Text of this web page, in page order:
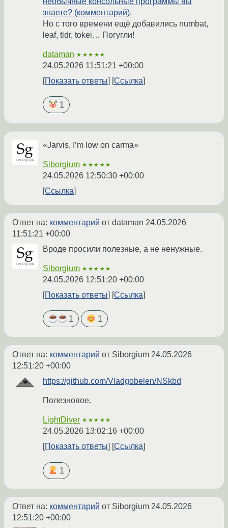
знаете? (комментарий).
Но с того времени ещё добавились numbat,
leaf, tldr, tokei… Погугли!
dataman ★★★★★
24.05.2026 11:51:21 +00:00
Показать ответы
Ссылка
1
«Jarvis, I’m low on carma»
Siborgium ★★★★★
24.05.2026 12:50:30 +00:00
Ссылка
Ответ на: комментарий от dataman 24.05.2026
11:51:21 +00:00
Вроде просили полезные, а не ненужные.
Siborgium ★★★★★
24.05.2026 12:51:20 +00:00
Показать ответы
Ссылка
1 1
Ответ на: комментарий от Siborgium 24.05.2026
12:51:20 +00:00
https://github.com/Vladgobelen/NSkbd
Полезновое.
LightDiver ★★★★★
24.05.2026 13:02:16 +00:00
Показать ответы
Ссылка
1
Ответ на: комментарий от Siborgium 24.05.2026
12:51:20 +00:00